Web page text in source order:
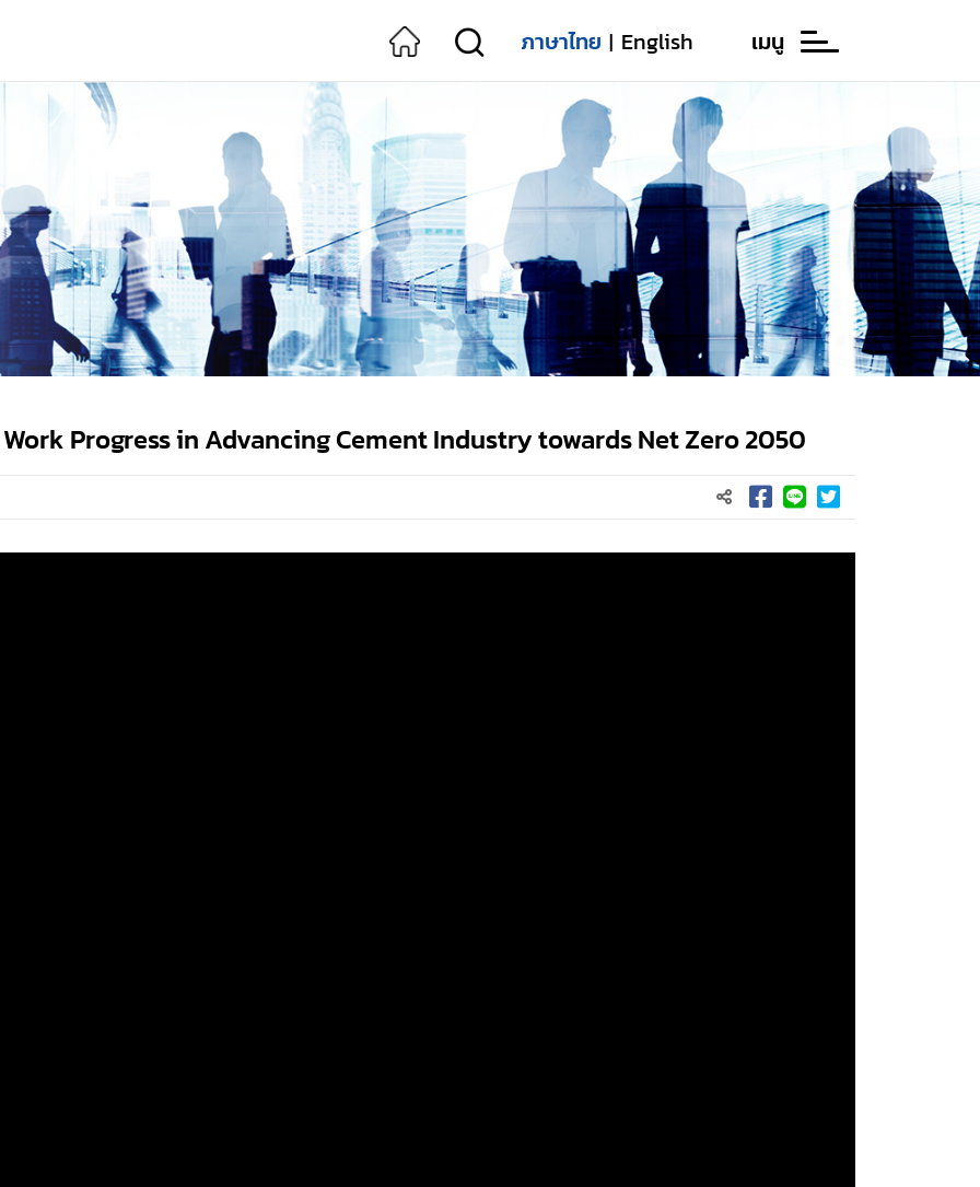
ภาษาไทย | English เมนู
Work Progress in Advancing Cement Industry towards Net Zero 2050